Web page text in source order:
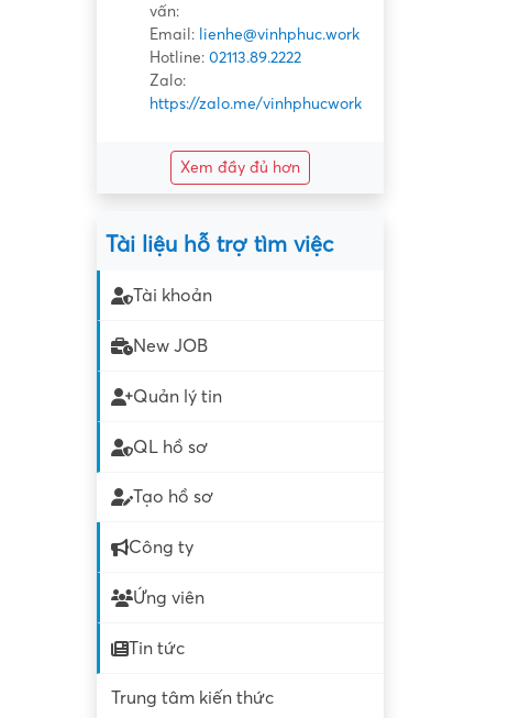
vấn:
Email: lienhe@vinhphuc.work
Hotline: 02113.89.2222
Zalo:
https://zalo.me/vinhphucwork
Xem đầy đủ hơn
Tài liệu hỗ trợ tìm việc
Tài khoản
New JOB
Quản lý tin
QL hồ sơ
Tạo hồ sơ
Công ty
Ứng viên
Tin tức
Trung tâm kiến thức